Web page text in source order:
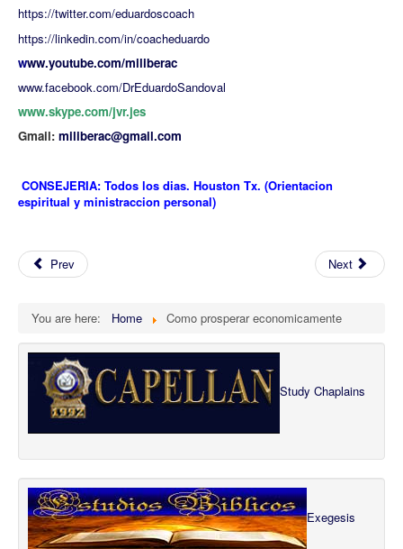
https://twitter.com/eduardoscoach
https://linkedin.com/in/coacheduardo
www.youtube.com/miliberac
www.facebook.com/DrEduardoSandoval
www.skype.com/jvr.jes
Gmail: miliberac@gmail.com
CONSEJERIA: Todos los dias. Houston Tx. (Orientacion
espiritual y ministraccion personal)
Prev Next
You are here: Home Como prosperar economicamente
Study Chaplains
Exegesis